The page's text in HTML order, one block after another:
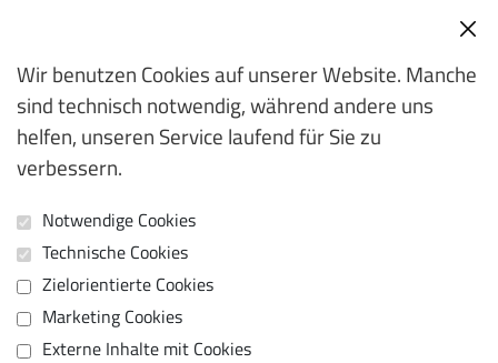
Wir benutzen Cookies auf unserer Website. Manche
sind technisch notwendig, während andere uns
helfen, unseren Service laufend für Sie zu
verbessern.
Notwendige Cookies
Technische Cookies
Zielorientierte Cookies
Marketing Cookies
Externe Inhalte mit Cookies